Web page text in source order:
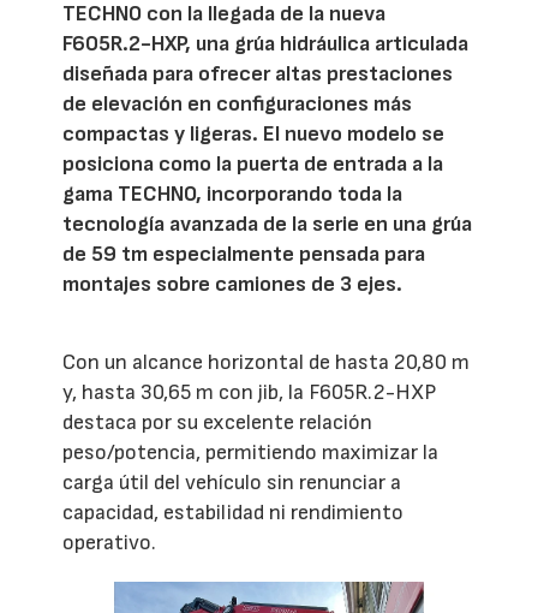
TECHNO con la llegada de la nueva
F605R.2-HXP, una grúa hidráulica articulada
diseñada para ofrecer altas prestaciones
de elevación en configuraciones más
compactas y ligeras. El nuevo modelo se
posiciona como la puerta de entrada a la
gama TECHNO, incorporando toda la
tecnología avanzada de la serie en una grúa
de 59 tm especialmente pensada para
montajes sobre camiones de 3 ejes.
Con un alcance horizontal de hasta 20,80 m
y, hasta 30,65 m con jib, la F605R.2-HXP
destaca por su excelente relación
peso/potencia, permitiendo maximizar la
carga útil del vehículo sin renunciar a
capacidad, estabilidad ni rendimiento
operativo.